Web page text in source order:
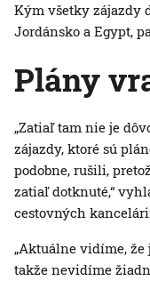
Kým všetky zájazdy
Jordánsko a Egypt,
Plány
„Zatiaľ tam nie je
zájazdy, ktoré sú
podobne, rušili,
zatiaľ dotknuté,“
cestovných
„Aktuálne vidíme, že
takže nevidíme